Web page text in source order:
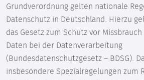
Grundverordnung gelten nationale
Datenschutz in Deutschland. Hierzu
das Gesetz zum Schutz vor
Daten bei der Datenverarbeitung
(Bundesdatenschutzgesetz – BDSG).
insbesondere Spezialregelungen zum